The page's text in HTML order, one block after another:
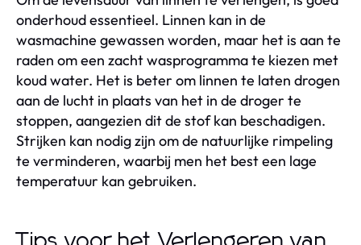
onderhoud essentieel. Linnen kan in de
wasmachine gewassen worden, maar het is aan te
raden om een zacht wasprogramma te kiezen met
koud water. Het is beter om linnen te laten drogen
aan de lucht in plaats van het in de droger te
stoppen, aangezien dit de stof kan beschadigen.
Strijken kan nodig zijn om de natuurlijke rimpeling
te verminderen, waarbij men het best een lage
temperatuur kan gebruiken.